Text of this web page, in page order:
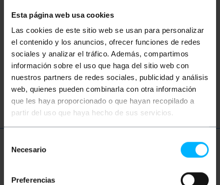
Esta página web usa cookies
Las cookies de este sitio web se usan para personalizar
el contenido y los anuncios, ofrecer funciones de redes
sociales y analizar el tráfico. Además, compartimos
información sobre el uso que haga del sitio web con
nuestros partners de redes sociales, publicidad y análisis
web, quienes pueden combinarla con otra información
que les haya proporcionado o que hayan recopilado a
partir del uso que haya hecho de sus servicios.
Necesario
Preferencias
hast? Diese Themen könnten Ihnen helfen
LWL Glasfaser Netzwerkkabel
Ethernet LAN Patchkabel ftth
Optik Gigabit
Mehr Info